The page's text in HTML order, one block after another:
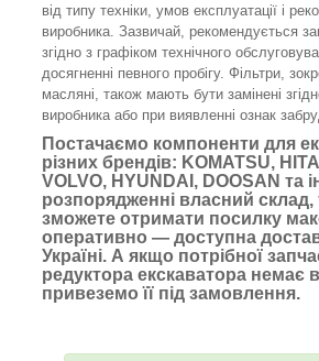
від типу техніки, умов експлуатації і
виробника. Зазвичай, рекомендується
згідно з графіком технічного
досягненні певного пробігу. Фільтри,
масляні, також мають бути замінені
виробника або при виявленні ознак
Постачаємо компоненти для
різних брендів: KOMATSU,
VOLVO, HYUNDAI, DOOSAN та
розпорядженні власний склад,
зможете отримати посилку
оперативно — доступна
Україні. А якщо потрібної
редуктора екскаватора немає
привеземо її під замовлення.